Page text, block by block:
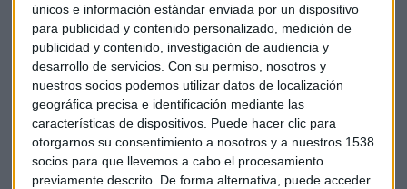
únicos e información estándar enviada por un dispositivo
para publicidad y contenido personalizado, medición de
publicidad y contenido, investigación de audiencia y
desarrollo de servicios. Con su permiso, nosotros y
nuestros socios podemos utilizar datos de localización
geográfica precisa e identificación mediante las
características de dispositivos. Puede hacer clic para
otorgarnos su consentimiento a nosotros y a nuestros 1538
socios para que llevemos a cabo el procesamiento
previamente descrito. De forma alternativa, puede acceder
ANÁLISIS IBEX
¿Niveles de compra en Repsol? "Es un buen refugio
donde estar"